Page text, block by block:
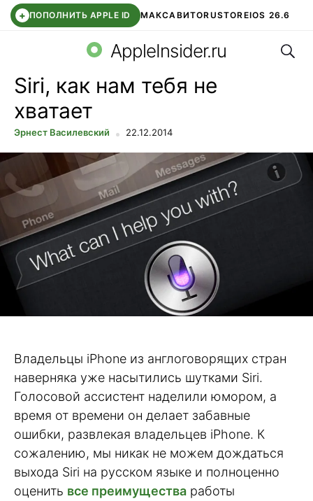
+ ПОПОЛНИТЬ APPLE ID МАКСАВИТОRUSTOREIOS 26.6
СБЕР КИДС ВТБ ОНЛАЙН ЧАТ В ROBLOX
AppleInsider.ru
Siri, как нам тебя не
хватает
Эрнест Василевский 22.12.2014
Владельцы iPhone из англоговорящих стран
наверняка уже насытились шутками Siri.
Голосовой ассистент наделили юмором, а
время от времени он делает забавные
ошибки, развлекая владельцев iPhone. К
сожалению, мы никак не можем дождаться
выхода Siri на русском языке и полноценно
оценить все преимущества работы